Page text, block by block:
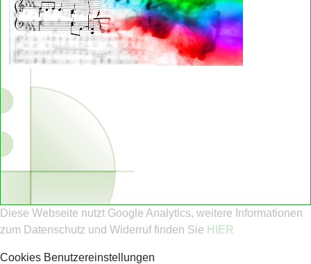
Diese Webseite nutzt Google Analytics, weitere Informationen
zum Datenschutz und Widerruf finden Sie HIER
Cookies Benutzereinstellungen